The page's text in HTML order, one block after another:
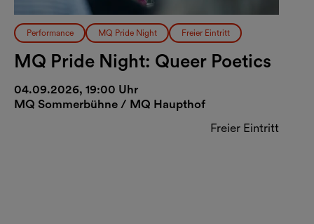
Performance MQ Pride Night Freier Eintritt
MQ Pride Night: Queer Poetics
04.09.2026, 19:00 Uhr
MQ Sommerbühne / MQ Haupthof
Freier Eintritt